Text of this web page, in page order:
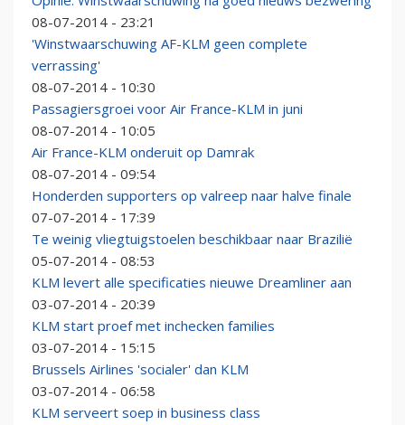
08-07-2014 - 23:21
'Winstwaarschuwing AF-KLM geen complete
verrassing'
08-07-2014 - 10:30
Passagiersgroei voor Air France-KLM in juni
08-07-2014 - 10:05
Air France-KLM onderuit op Damrak
08-07-2014 - 09:54
Honderden supporters op valreep naar halve finale
07-07-2014 - 17:39
Te weinig vliegtuigstoelen beschikbaar naar Brazilië
05-07-2014 - 08:53
KLM levert alle specificaties nieuwe Dreamliner aan
03-07-2014 - 20:39
KLM start proef met inchecken families
03-07-2014 - 15:15
Brussels Airlines 'socialer' dan KLM
03-07-2014 - 06:58
KLM serveert soep in business class